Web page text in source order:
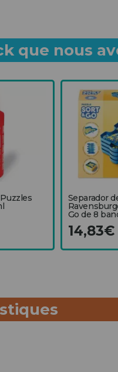
que nous
Separador
Go de 8
14,83€